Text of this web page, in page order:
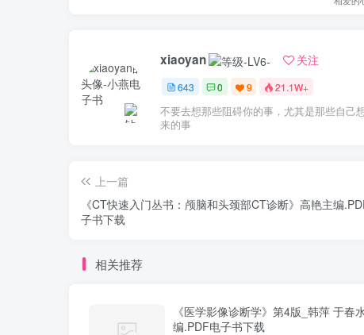
xiaoyan 关注
643 0 9 21.1W+
不要去想那些阻碍你的事，尤其是那些自己
来的事
上一篇
《CT快速入门丛书：颅脑和头颈部CT诊断》高艳主编
子书下载
相关推荐
《医学影像诊断学》第4版_韩萍 于春
编.PDF电子书下载